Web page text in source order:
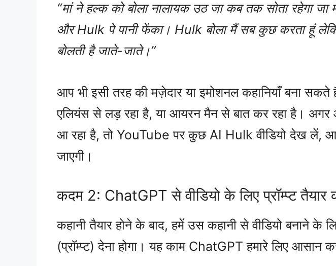
“मां ने हल्क को बोला नालायक उठ जा कब तक सोता रहेगा
और Hulk पे पानी फेंका। Hulk बोला मैं सब कुछ करता हूं
बोलती है जाते-जाते।”
आप भी इसी तरह की मज़ेदार या इमोशनल कहानियाँ बना
एलियंस से लड़ रहा है, या आयरन मैन से बात कर रहा है। अगर
आ रहा है, तो YouTube पर कुछ AI Hulk वीडियो देख लें,
जाएगी।
कदम 2: ChatGPT से वीडियो के लिए प्रॉम्प्ट तैयार
कहानी तैयार होने के बाद, हमें उस कहानी से वीडियो बनाने के
(प्रॉम्प्ट) देना होगा। यह काम ChatGPT हमारे लिए आसान